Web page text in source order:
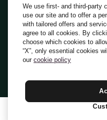
Everli News
Domande frequenti
Lavora con noi
Diventa Shopper
Investitori
PrivacyCookie
Termini e
Indirizzo PEC: everli@pec.it
We use first- and third-party
use our site and to offer a
with tailored offers and
agree to all cookies. By
choose which cookies to
“X”, only essential cookies
our cookie policy